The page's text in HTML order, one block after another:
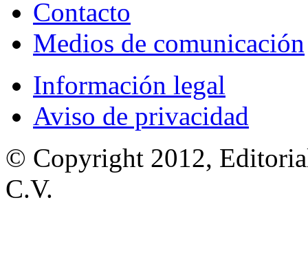
Contacto
Medios de comunicación
Información legal
Aviso de privacidad
© Copyright 2012,
C.V.